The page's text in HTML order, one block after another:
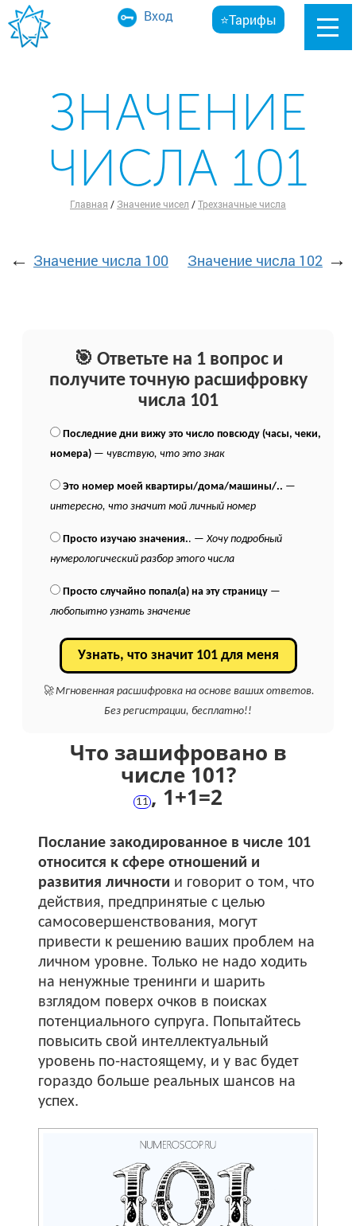
Вход ⭐Тарифы
ЗНАЧЕНИЕ
ЧИСЛА 101
Главная / Значение чисел /Трехзначные числа
← Значение числа 100 Значение числа 102 →
🎯 Ответьте на 1 вопрос и
получите точную расшифровку
числа 101
Последние дни вижу это число повсюду (часы, чеки,
номера) —чувствую, что это знак
Это номер моей квартиры/дома/машины/.. —
интересно, что значит мой личный номер
Просто изучаю значения.. —Хочу подробный
нумерологический разбор этого числа
Просто случайно попал(а) на эту страницу —
любопытно узнать значение
Узнать, что значит 101 для меня
🚀 Мгновенная расшифровка на основе ваших ответов.
Без регистрации, бесплатно!!
Что зашифровано в
числе 101?
11 , 1+1=2
Послание закодированное в числе 101
относится к сфере отношений и
развития личности и говорит о том, что
действия, предпринятые с целью
самосовершенствования, могут
привести к решению ваших проблем на
личном уровне. Только не надо ходить
на ненужные тренинги и шарить
взглядом поверх очков в поисках
потенциального супруга. Попытайтесь
повысить свой интеллектуальный
уровень по-настоящему, и у вас будет
гораздо больше реальных шансов на
успех.